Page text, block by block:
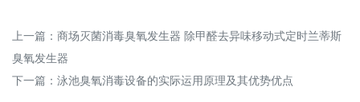
上一篇： 商场灭菌消毒臭氧发生器 除甲醛去异味移动式定时兰蒂斯
臭氧发生器
下一篇： 泳池臭氧消毒设备的实际运用原理及其优势优点